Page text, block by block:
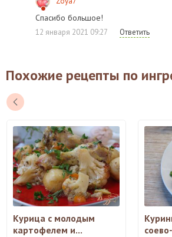
Спасибо большое!
12 января 2021 09:27 Ответить
Похожие рецепты по
Курица с молодым
картофелем и...